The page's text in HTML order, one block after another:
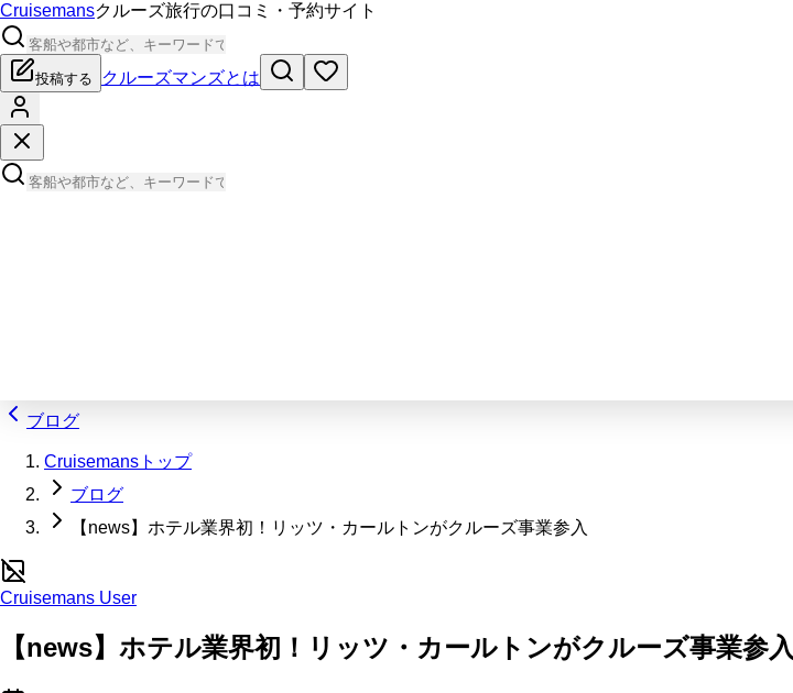
Cruisemansクルーズ旅行の口コミ・予約サイト
投稿する クルーズマンズとは
ブログ
Cruisemansトップ
ブログ
【news】ホテル業界初！リッツ・カールトンがクルーズ事業参入
Cruisemans User
【news】ホテル業界初！リッツ・カールトンがクルーズ事業参入